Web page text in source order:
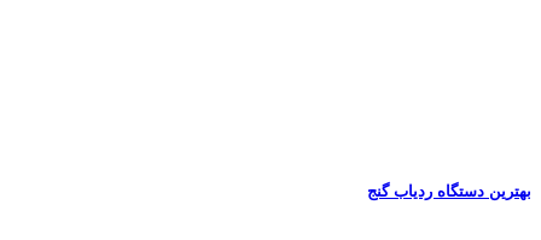
بهترین دستگاه ردیاب گنج